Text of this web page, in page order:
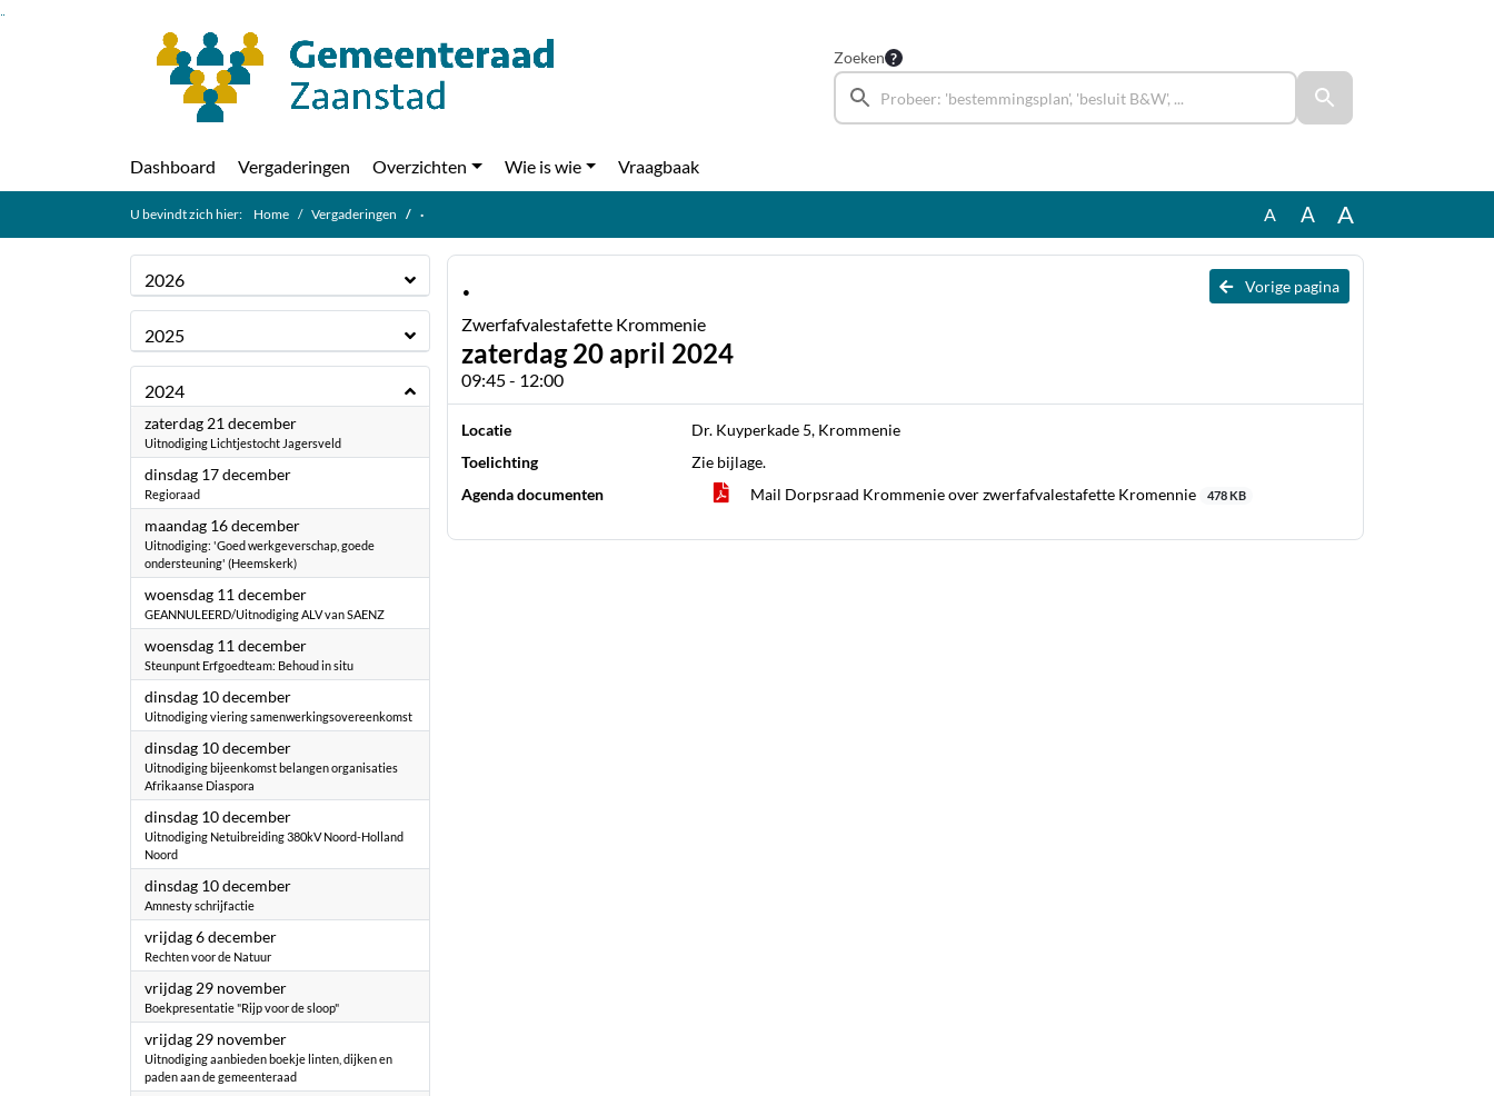
Ga naar de inhoud van deze pagina
Zoeken
Dashboard Vergaderingen Overzichten Wie is wie Vraagbaak
U bevindt zich hier: Home Vergaderingen · A A A
2026
2025
2024
zaterdag 21 december2024
Uitnodiging Lichtjestocht Jagersveld
dinsdag 17 december2024
Regioraad
maandag 16 december2024
Uitnodiging: 'Goed werkgeverschap, goede
ondersteuning' (Heemskerk)
woensdag 11 december2024
GEANNULEERD/Uitnodiging ALV van SAENZ
woensdag 11 december2024
Steunpunt Erfgoedteam: Behoud in situ
dinsdag 10 december2024
Uitnodiging viering samenwerkingsovereenkomst
dinsdag 10 december2024
Uitnodiging bijeenkomst belangen organisaties
Afrikaanse Diaspora
dinsdag 10 december2024
Uitnodiging Netuibreiding 380kV Noord-Holland
Noord
dinsdag 10 december2024
Amnesty schrijfactie
vrijdag 6 december2024
Rechten voor de Natuur
vrijdag 29 november2024
Boekpresentatie "Rijp voor de sloop"
vrijdag 29 november2024
Uitnodiging aanbieden boekje linten, dijken en
paden aan de gemeenteraad
Vorige pagina
·
Zwerfafvalestafette Krommenie
zaterdag 20 april 2024
09:45 - 12:00
Locatie
Dr. Kuyperkade 5, Krommenie
Toelichting
Zie bijlage.
Agenda documenten
Mail Dorpsraad Krommenie over zwerfafvalestafette Kromennie 478 KB